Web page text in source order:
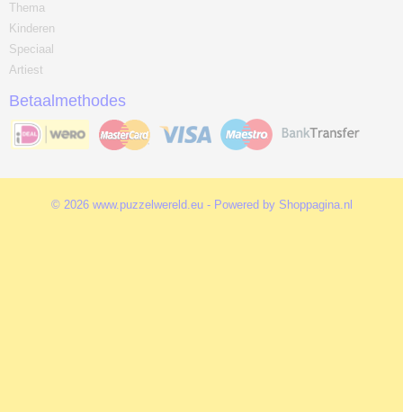
Thema
Kinderen
Speciaal
Artiest
Betaalmethodes
© 2026 www.puzzelwereld.eu - Powered by Shoppagina.nl